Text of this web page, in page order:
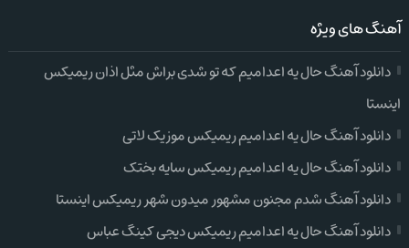
آهنگ های ویژه
دانلود آهنگ حال یه اعدامیم که تو شدی براش مثل اذان ریمیکس
اینستا
دانلود آهنگ حال یه اعدامیم ریمیکس موزیک لاتی
دانلود آهنگ حال یه اعدامیم ریمیکس سایه بختک
دانلود آهنگ شدم مجنون مشهور میدون شهر ریمیکس اینستا
دانلود آهنگ حال یه اعدامیم ریمیکس دیجی کینگ عباس